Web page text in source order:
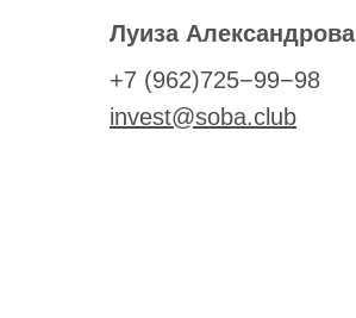
Луиза Александрова
+7 (962)725−99−98
invest@soba.club